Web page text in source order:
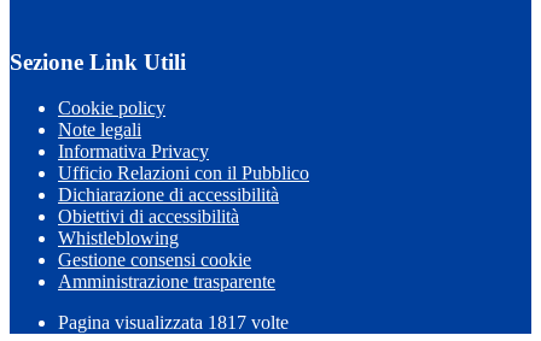
Sezione Link Utili
Cookie policy
Note legali
Informativa Privacy
Ufficio Relazioni con il Pubblico
Dichiarazione di accessibilità
Obiettivi di accessibilità
Whistleblowing
Gestione consensi cookie
Amministrazione trasparente
Pagina visualizzata 1817 volte